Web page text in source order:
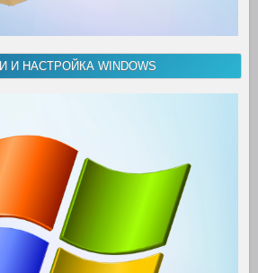
И НАСТРОЙКА WINDOWS